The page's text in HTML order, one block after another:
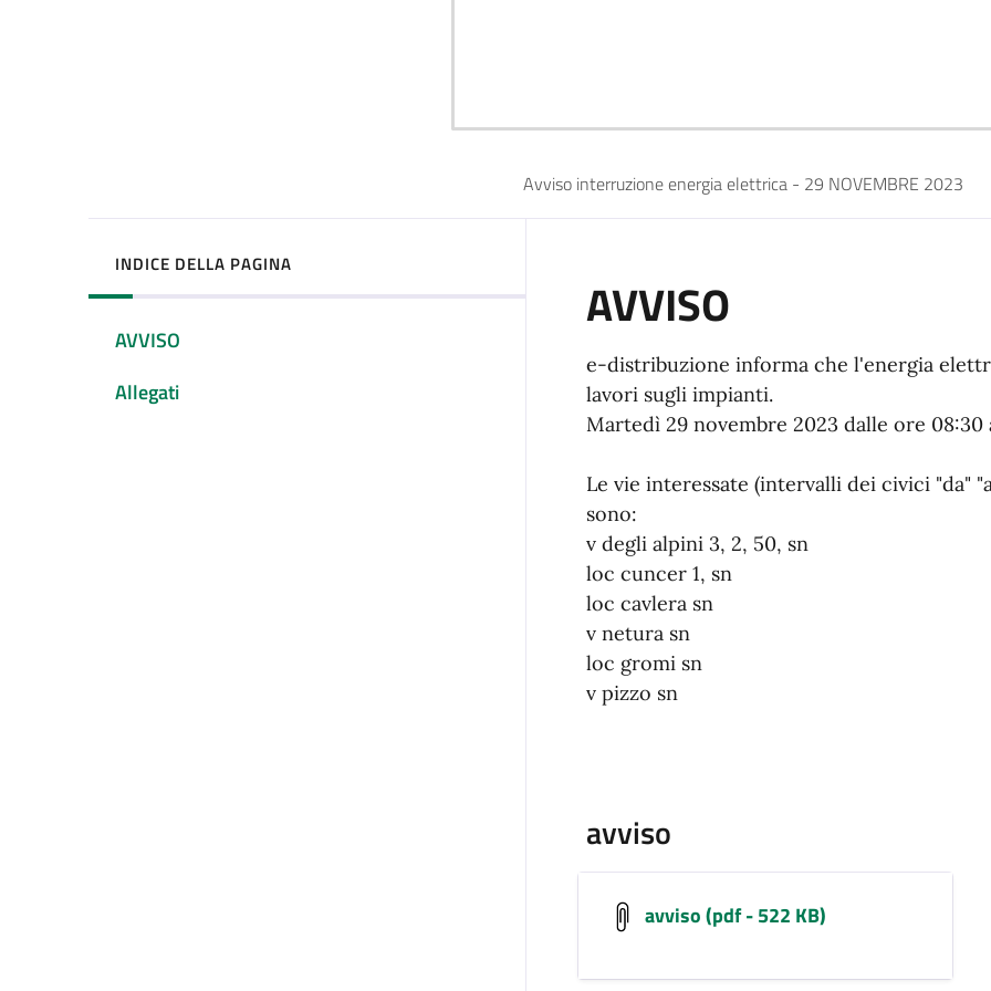
Avviso interruzione energia elettrica - 29 NOVEMBRE 2023
INDICE DELLA PAGINA
AVVISO
Allegati
AVVISO
e-distribuzione informa che l'energia
lavori sugli impianti.
Martedì 29 novembre 2023 dalle ore
Le vie interessate (intervalli dei civici "da"
sono:
v degli alpini 3, 2, 50, sn
loc cuncer 1, sn
loc cavlera sn
v netura sn
loc gromi sn
v pizzo sn
avviso
avviso (pdf - 522 KB)